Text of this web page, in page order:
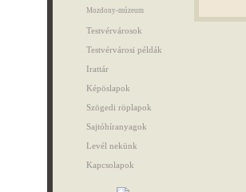
Mozdony-múzeum
Testvérvárosok
Testvérvárosi példák
Irattár
Képöslapok
Szögedi röplapok
Sajtóhíranyagok
Levél nekünk
Kapcsolapok